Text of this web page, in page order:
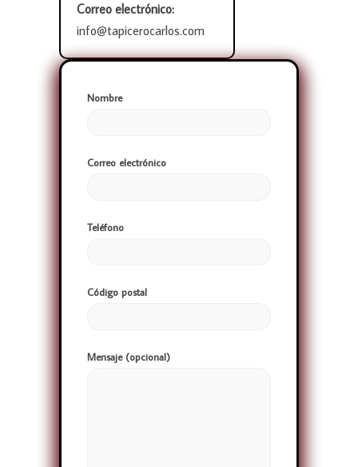
Correo electrónico:
info@tapicerocarlos.com
Nombre
Correo electrónico
Teléfono
Código postal
Mensaje (opcional)